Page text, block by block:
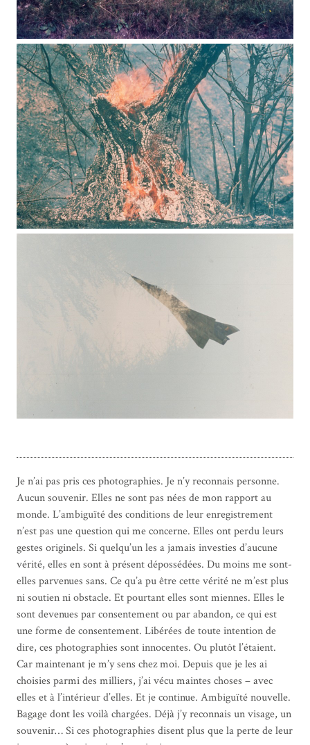
Je n’ai pas pris ces photographies. Je n’y reconnais personne.
Aucun souvenir. Elles ne sont pas nées de mon rapport au
monde. L’ambiguïté des conditions de leur enregistrement
n’est pas une question qui me concerne. Elles ont perdu leurs
gestes originels. Si quelqu’un les a jamais investies d’aucune
vérité, elles en sont à présent dépossédées. Du moins me sont-
elles parvenues sans. Ce qu’a pu être cette vérité ne m’est plus
ni soutien ni obstacle. Et pourtant elles sont miennes. Elles le
sont devenues par consentement ou par abandon, ce qui est
une forme de consentement. Libérées de toute intention de
dire, ces photographies sont innocentes. Ou plutôt l’étaient.
Car maintenant je m’y sens chez moi. Depuis que je les ai
choisies parmi des milliers, j’ai vécu maintes choses – avec
elles et à l’intérieur d’elles. Et je continue. Ambiguïté nouvelle.
Bagage dont les voilà chargées. Déjà j’y reconnais un visage, un
souvenir… Si ces photographies disent plus que la perte de leur